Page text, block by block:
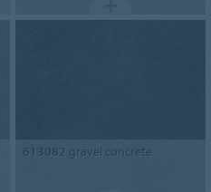
613082 gravel concrete